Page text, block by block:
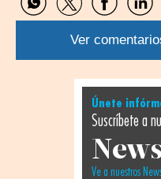
Compartir
por
WhatsApp
Compartir
por
Twitter
Compartir
por
Facebook
por
Ver
Únete
Suscríbete a
Ve a nuestros